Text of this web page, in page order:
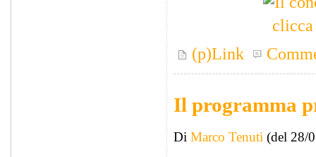
clicca
(p)Link
Il programma
Di Marco Tenuti (del 28/